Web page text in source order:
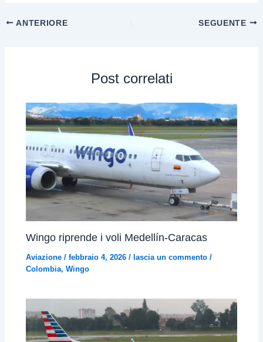
ANTERIORE SEGUENTE
Post correlati
Wingo riprende i voli Medellín-Caracas
Aviazione /febbraio 4, 2026/ lascia un commento /
Colombia,Wingo